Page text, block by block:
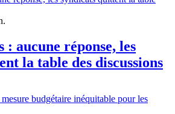
: aucune réponse, les
la table des discussions